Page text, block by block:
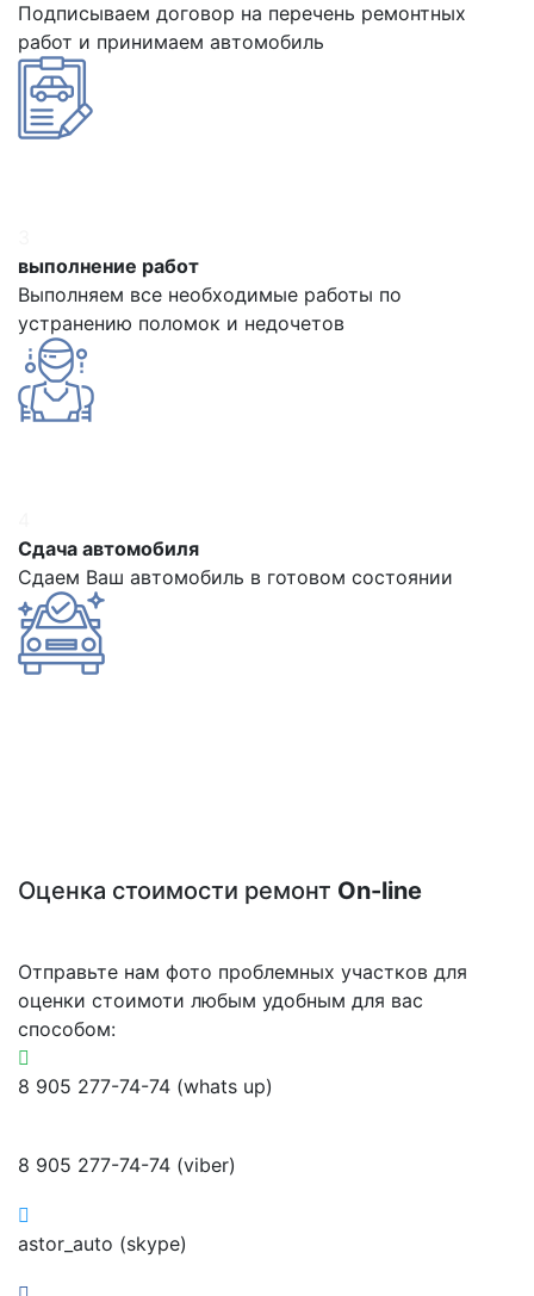
Подписываем договор на перечень ремонтных
работ и принимаем автомобиль
выполнение работ
Выполняем все необходимые работы по
устранению поломок и недочетов
Сдача автомобиля
Сдаем Ваш автомобиль в готовом состоянии
Оценка стоимости ремонт On-line
Отправьте нам фото проблемных участков для
оценки стоимоти любым удобным для вас
способом:
8 905 277-74-74 (whats up)
8 905 277-74-74 (viber)
astor_auto (skype)